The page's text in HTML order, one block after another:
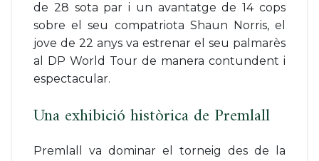
de 28 sota par i un avantatge de 14 cops
sobre el seu compatriota Shaun Norris, el
jove de 22 anys va estrenar el seu palmarès
al DP World Tour de manera contundent i
espectacular.
Una exhibició històrica de Premlall
Premlall va dominar el torneig des de la